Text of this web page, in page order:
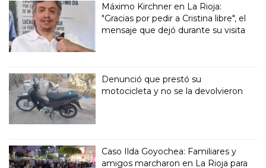
Máximo Kirchner en La Rioja:
"Gracias por pedir a Cristina libre", el
mensaje que dejó durante su visita
Denunció que prestó su
motocicleta y no se la devolvieron
Caso Ilda Goyochea: Familiares y
amigos marcharon en La Rioja para